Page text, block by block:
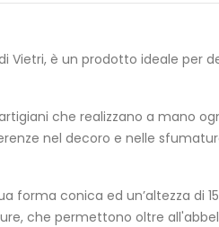
Vietri, è un prodotto ideale per
che realizzano a mano
nel decoro e nelle
forma conica ed un’altezza di
che permettono oltre